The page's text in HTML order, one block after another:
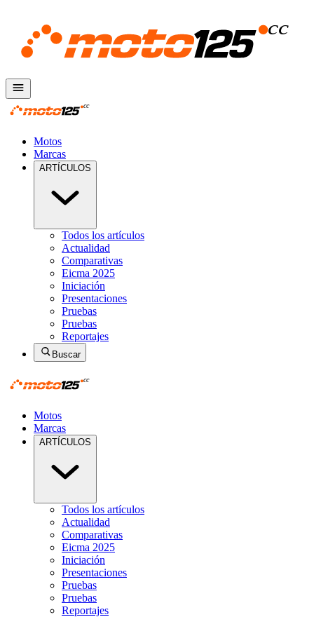
Motos
Marcas
ARTÍCULOS
Todos los artículos
Actualidad
Comparativas
Eicma 2025
Iniciación
Presentaciones
Pruebas
Pruebas
Reportajes
Buscar
Motos
Marcas
ARTÍCULOS
Todos los artículos
Actualidad
Comparativas
Eicma 2025
Iniciación
Presentaciones
Pruebas
Pruebas
Reportajes